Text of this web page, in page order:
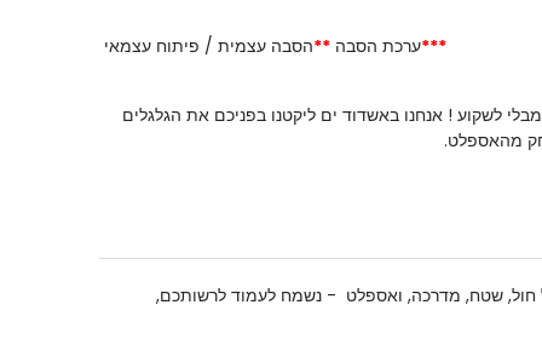
***ערכת הסבה **הסבה עצמית / פיתוח עצמאי
לשקוע ! אנחנו באשדוד ים ליקטנו בפניכם את הגלגלים
מהאספלט.
על חול, שטח, מדרכה, ואספלט - נשמח לעמוד לרשותכם,